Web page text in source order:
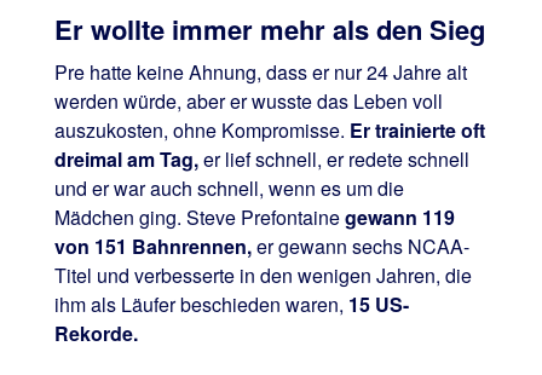
Er wollte immer mehr als den Sieg
Pre hatte keine Ahnung, dass er nur 24 Jahre alt
werden würde, aber er wusste das Leben voll
auszukosten, ohne Kompromisse. Er trainierte oft
dreimal am Tag,er lief schnell, er redete schnell
und er war auch schnell, wenn es um die
Mädchen ging. Steve Prefontainegewann 119
von 151 Bahnrennen,er gewann sechs NCAA-
Titel und verbesserte in den wenigen Jahren, die
ihm als Läufer beschieden waren, 15 US-
Rekorde.